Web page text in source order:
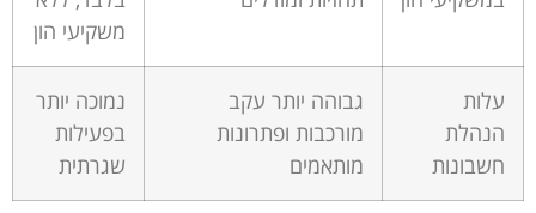
משקיעי הון
עלות
הנהלת
חשבונות
גבוהה יותר עקב
מורכבות ופתרונות
מותאמים
נמוכה יותר
בפעילות
שגרתית